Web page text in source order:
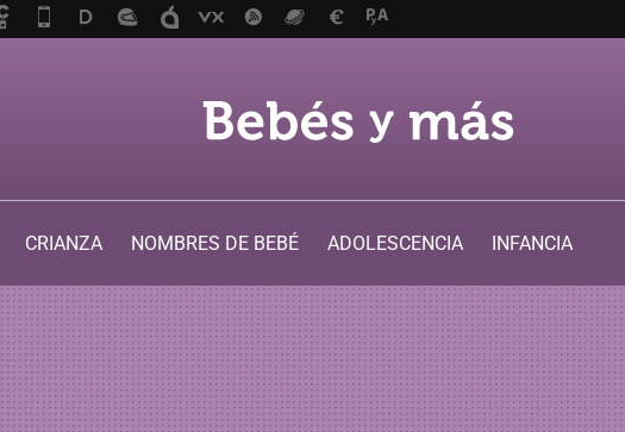
CRIANZA NOMBRES DE BEBÉ ADOLESCENCIA
INFANCIA